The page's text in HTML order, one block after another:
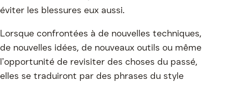
éviter les blessures eux aussi.
Lorsque confrontées à de nouvelles techniques,
de nouvelles idées, de nouveaux outils ou même
l’opportunité de revisiter des choses du passé,
elles se traduiront par des phrases du style